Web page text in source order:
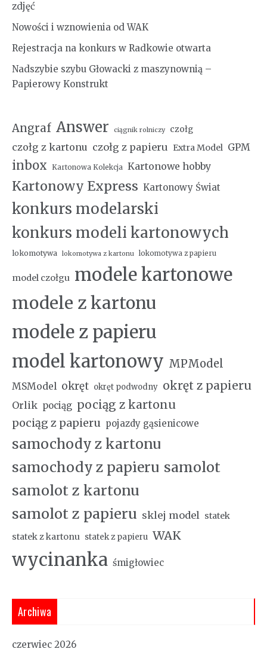
zdjęć
Nowości i wznowienia od WAK
Rejestracja na konkurs w Radkowie otwarta
Nadszybie szybu Głowacki z maszynownią –
Papierowy Konstrukt
Angraf Answer ciągnik rolniczy czołg
czołg z kartonu czołg z papieru Extra Model GPM
inbox Kartonowa Kolekcja Kartonowe hobby
Kartonowy Express Kartonowy Świat
konkurs modelarski
konkurs modeli kartonowych
lokomotywa lokomotywa z kartonu lokomotywa z papieru
model czołgu modele kartonowe
modele z kartonu
modele z papieru
model kartonowy MPModel
MSModel okręt okręt podwodny okręt z papieru
Orlik pociąg pociąg z kartonu
pociąg z papieru pojazdy gąsienicowe
samochody z kartonu
samochody z papieru samolot
samolot z kartonu
samolot z papieru sklej model statek
statek z kartonu statek z papieru WAK
wycinanka śmigłowiec
Archiwa
czerwiec 2026